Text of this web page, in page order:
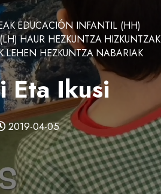
EDUCACIÓN INFANTIL (HH)
HAUR HEZKUNTZA HIZKUNTZAK
LEHEN HEZKUNTZA NABARIAK
Eta Ikusi
2019-04-05